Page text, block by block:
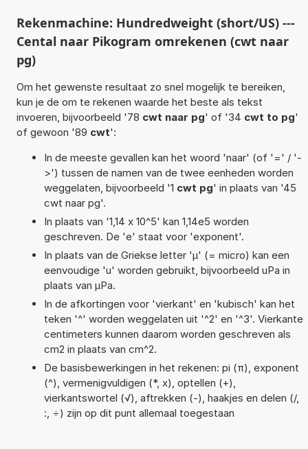
Rekenmachine: Hundredweight (short/US) ---
Cental naar Pikogram omrekenen (cwt naar
pg)
Om het gewenste resultaat zo snel mogelijk te bereiken,
kun je de om te rekenen waarde het beste als tekst
invoeren, bijvoorbeeld '78 cwt naar pg' of '34 cwt to pg'
of gewoon '89 cwt':
In de meeste gevallen kan het woord 'naar' (of '=' / '-
>') tussen de namen van de twee eenheden worden
weggelaten, bijvoorbeeld '1 cwt pg' in plaats van '45
cwt naar pg'.
In plaats van '1,14 x 10^5' kan 1,14e5 worden
geschreven. De 'e' staat voor 'exponent'.
In plaats van de Griekse letter 'µ' (= micro) kan een
eenvoudige 'u' worden gebruikt, bijvoorbeeld uPa in
plaats van µPa.
In de afkortingen voor 'vierkant' en 'kubisch' kan het
teken '^' worden weggelaten uit '^2' en '^3'. Vierkante
centimeters kunnen daarom worden geschreven als
cm2 in plaats van cm^2.
De basisbewerkingen in het rekenen: pi (π), exponent
(^), vermenigvuldigen (*, x), optellen (+),
vierkantswortel (√), aftrekken (-), haakjes en delen (/,
:, ÷) zijn op dit punt allemaal toegestaan